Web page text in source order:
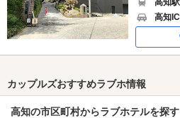
高知
高知IC
カップルズおすすめラブホ情報
高知の市区町村からラブホテルを探す